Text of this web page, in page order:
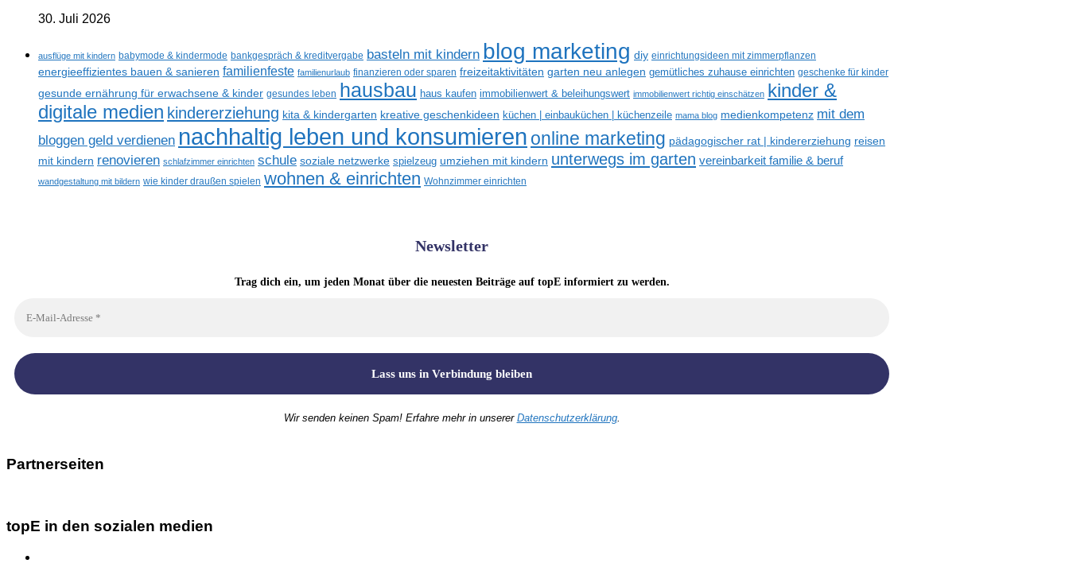
30. Juli 2026
ausflüge mit kindern babymode & kindermode bankgespräch & kreditvergabe basteln mit kindern blog marketing diy einrichtungsideen mit zimmerpflanzen
energieeffizientes bauen & sanieren familienfeste familienurlaub finanzieren oder sparen freizeitaktivitäten garten neu anlegen gemütliches zuhause einrichten geschenke für kinder
gesunde ernährung für erwachsene & kinder gesundes leben hausbau haus kaufen immobilienwert & beleihungswert immobilienwert richtig einschätzen kinder &
digitale medien kindererziehung kita & kindergarten kreative geschenkideen küchen | einbauküchen | küchenzeile mama blog medienkompetenz mit dem
bloggen geld verdienen nachhaltig leben und konsumieren online marketing pädagogischer rat | kindererziehung reisen
mit kindern renovieren schlafzimmer einrichten schule soziale netzwerke spielzeug umziehen mit kindern unterwegs im garten vereinbarkeit familie & beruf
wandgestaltung mit bildern wie kinder draußen spielen wohnen & einrichten Wohnzimmer einrichten
Newsletter
Trag dich ein, um jeden Monat über die neuesten Beiträge auf topE informiert zu werden.
Wir senden keinen Spam! Erfahre mehr in unserer Datenschutzerklärung.
Partnerseiten
topE in den sozialen medien